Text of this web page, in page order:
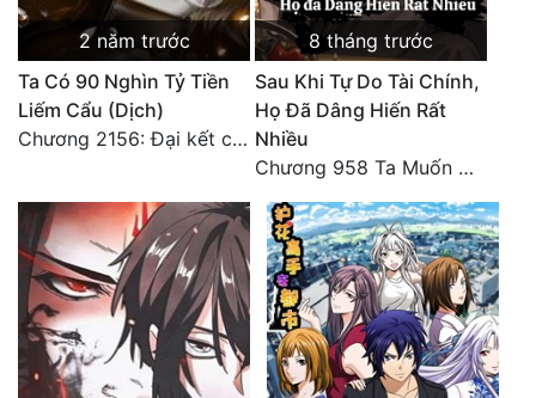
Xuyên Thư
Điền Văn
Đô Thị
Đông Phương Huyền Huyễn
Đồng Nhân
Cẩu Đạo Trường Sinh
2 năm trước
Ta Có 90 Nghìn Tỷ Tiền
Liếm Cẩu (Dịch)
Chương 2156: Đại kết cục!!!
8 tháng trước
Sau Khi Tự Do Tài Chính,
Họ Đã Dâng Hiến Rất
Nhiều
Chương 958 Ta Muốn Cùng Các Cô Vĩnh Viễn Ở Bên Nhau (2) Hết